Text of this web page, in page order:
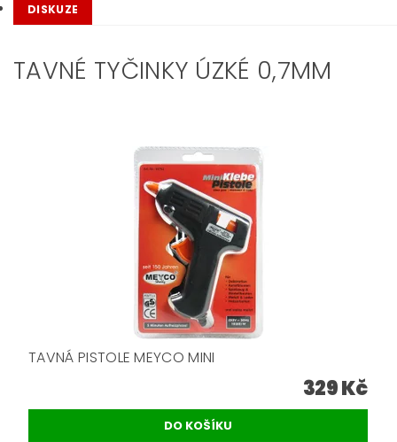
DISKUZE
TAVNÉ TYČINKY ÚZKÉ 0,7MM
TAVNÁ PISTOLE MEYCO MINI
329 Kč